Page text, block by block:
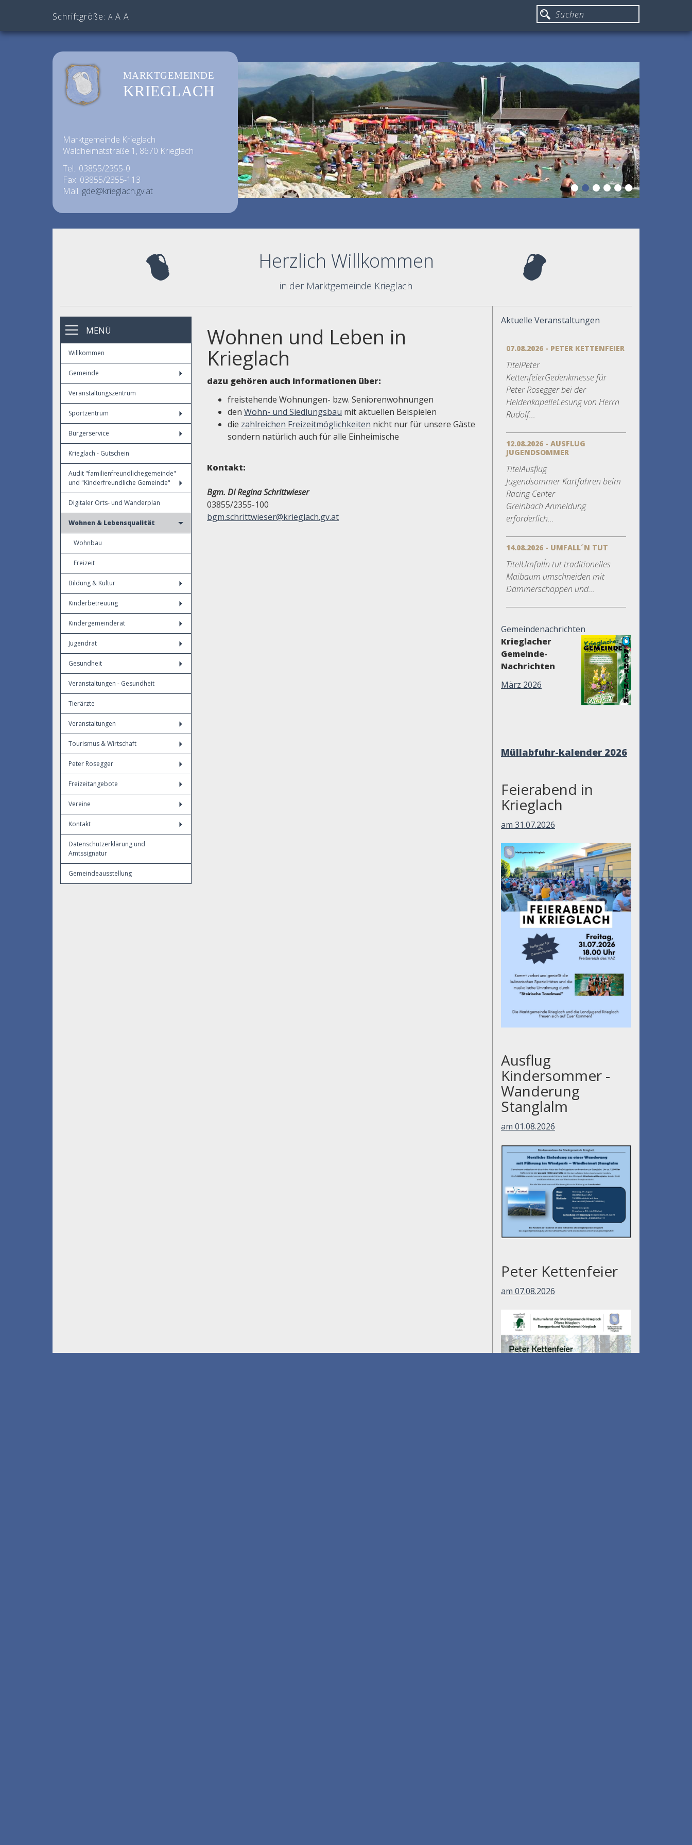
Schriftgröße: A A A
MARKTGEMEINDE
KRIEGLACH
Marktgemeinde Krieglach
Waldheimatstraße 1, 8670 Krieglach
Tel.: 03855/2355-0
Fax: 03855/2355-113
Mail: gde@krieglach.gv.at
Herzlich Willkommen
in der Marktgemeinde Krieglach
MENÜ
Willkommen
Gemeinde
Veranstaltungszentrum
Sportzentrum
Bürgerservice
Krieglach - Gutschein
Audit "familienfreundlichegemeinde"
und "Kinderfreundliche Gemeinde"
Digitaler Orts- und Wanderplan
Wohnen & Lebensqualität
Wohnbau
Freizeit
Bildung & Kultur
Kinderbetreuung
Kindergemeinderat
Jugendrat
Gesundheit
Veranstaltungen - Gesundheit
Tierärzte
Veranstaltungen
Tourismus & Wirtschaft
Peter Rosegger
Freizeitangebote
Vereine
Kontakt
Datenschutzerklärung und
Amtssignatur
Gemeindeausstellung
Wohnen und Leben in
Krieglach
dazu gehören auch Informationen über:
freistehende Wohnungen- bzw. Seniorenwohnungen
den Wohn- und Siedlungsbau mit aktuellen Beispielen
die zahlreichen Freizeitmöglichkeiten nicht nur für unsere Gäste
sondern natürlich auch für alle Einheimische
Kontakt:
Bgm. DI Regina Schrittwieser
03855/2355-100
bgm.schrittwieser@krieglach.gv.at
Aktuelle Veranstaltungen
07.08.2026 - PETER KETTENFEIER
TitelPeter
KettenfeierGedenkmesse für
Peter Rosegger bei der
HeldenkapelleLesung von Herrn
Rudolf...
12.08.2026 - AUSFLUG
JUGENDSOMMER
TitelAusflug
Jugendsommer Kartfahren beim
Racing Center
Greinbach Anmeldung
erforderlich...
14.08.2026 - UMFALL´N TUT
TitelUmfall´n tut traditionelles
Maibaum umschneiden mit
Dämmerschoppen und...
Gemeindenachrichten
Krieglacher
Gemeinde-
Nachrichten
März 2026
Müllabfuhr-
Feierabend in
am 31.07.2026
Ausflug
Kindersommer -
Wanderung
am 01.08.2026
am 07.08.2026